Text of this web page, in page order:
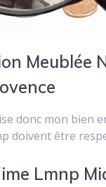
Meublée
donc mon bien
doivent être
Lmnp